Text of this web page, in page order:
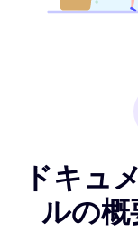
ドキュ
ルの